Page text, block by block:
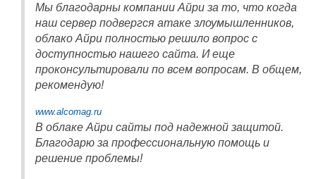
Мы благодарны компании Айри за то, что когда
наш сервер подвергся атаке злоумышленников,
облако Айри полностью решило вопрос с
доступностью нашего сайта. И еще
проконсультировали по всем вопросам. В общем,
рекомендую!
www.alcomag.ru
В облаке Айри сайты под надежной защитой.
Благодарю за профессиональную помощь и
решение проблемы!